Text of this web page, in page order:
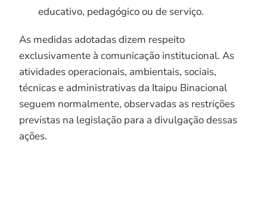
educativo, pedagógico ou de serviço.
As medidas adotadas dizem respeito
exclusivamente à comunicação institucional. As
atividades operacionais, ambientais, sociais,
técnicas e administrativas da Itaipu Binacional
seguem normalmente, observadas as restrições
previstas na legislação para a divulgação dessas
ações.